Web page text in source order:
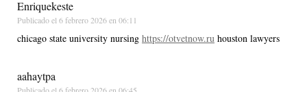
Enriquekeste
Publicado el 6 febrero 2026 en 06:11
chicago state university nursing https://otvetnow.ru houston lawyers
aahaytpa
Publicado el 6 febrero 2026 en 06:45